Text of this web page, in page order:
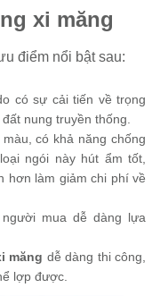
xi măng
điểm nổi bật sau:
có sự cải tiến về trọng
nung truyền thống.
có khả năng chống
ngói này hút ẩm tốt,
hơn làm giảm chi phí về
mua dễ dàng lựa
măng dễ dàng thi công,
lợp được.